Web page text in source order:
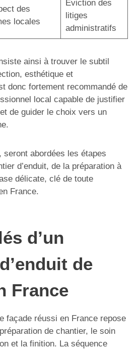
des
locales
Éviction des
litiges
administratifs
ainsi à trouver le subtil
esthétique et
donc fortement recommandé de
local capable de justifier
de guider le choix vers un
seront abordées les étapes
d’enduit, de la préparation à
délicate, clé de toute
France.
d’un
de
France
façade réussi en France repose
de chantier, le soin
et la finition. La séquence